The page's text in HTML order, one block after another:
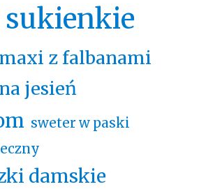
sukienkie
z falbanami
jesień
sweter w paski
damskie